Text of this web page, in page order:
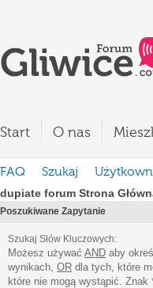
Start O nas
FAQ Szukaj
dupiate forum Strona
Poszukiwane Zapytanie
Szukaj Słów Kluczowych:
Możesz używać AND aby
wynikach, OR dla tych, które
które nie mogą wystąpić.